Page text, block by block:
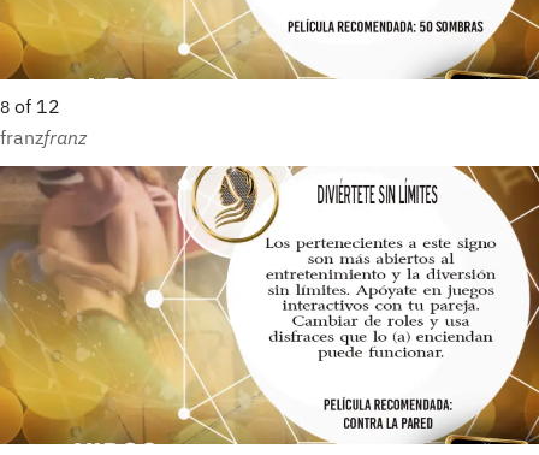
8 of 12
franzfranz